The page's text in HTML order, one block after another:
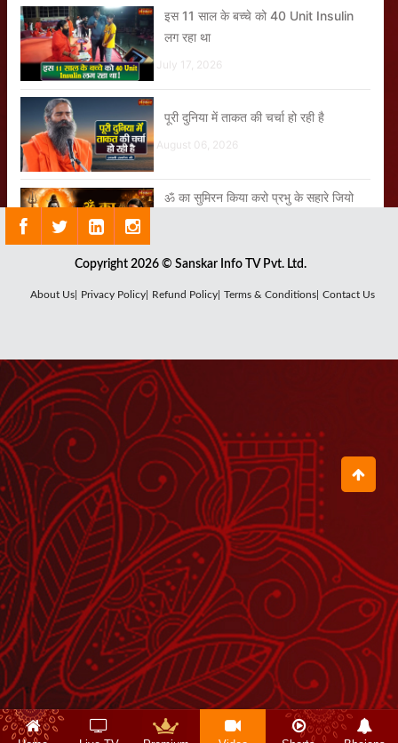
इस 11 साल के बच्चे को 40 Unit Insulin
लग रहा था
July 17, 2026
पूरी दुनिया में ताकत की चर्चा हो रही है
August 06, 2026
ॐ का सुमिरन किया करो प्रभु के सहारे जियो
धरती पर जितने भी रोग हैं, सबका समाधान योग
हम 99 प्रतिशत अपनी निजता को भूल चुके हैं
July 21, 2026
जब आचार्य बालकृष्ण जी के जन्मदिवस पर हुआ
रक्तदान शिविर का आयोजन
August 04, 2026
जो योग नहीं करेगा, वह पतंजलि में नहीं रहेगा
July 16, 2026
आचार्य बालकृष्ण जी के जन्मदिवस पर उनकी
दीर्घायु के लिए स्वामी जी ने किया हवन
August 04, 2026
Copyright 2026 © Sanskar Info TV Pvt. Ltd.
About Us| Privacy Policy| Refund Policy| Terms & Conditions| Contact Us